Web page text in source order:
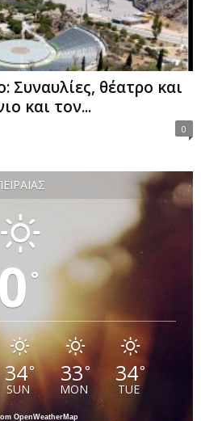
Συναυλίες, θέατρο και
και τον...
0
°
34°
SUN
33°
MON
34°
TUE
OpenWeatherMap